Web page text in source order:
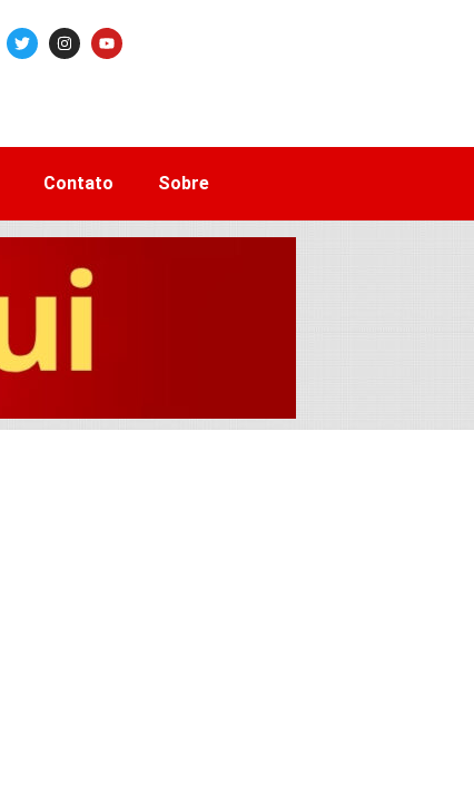
Contato Sobre